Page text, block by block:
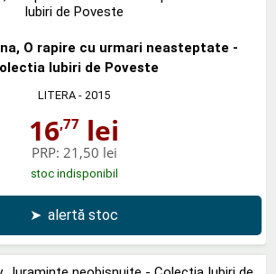
O rapire cu urmari neasteptate -
Iubiri de Poveste
LITERA - 2015
16,77 lei
PRP: 21,50 lei
stoc indisponibil
➤ alertă stoc